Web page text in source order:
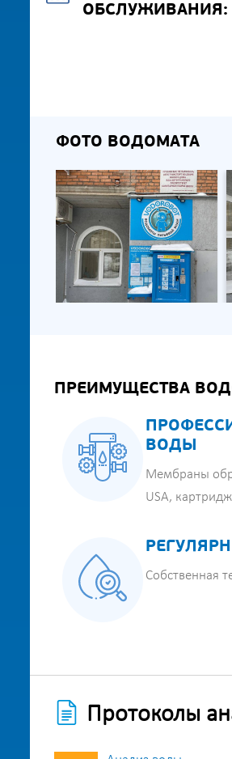
ОБСЛУЖИВАНИЯ:
ФОТО ВОДОМАТА
ПРЕИМУЩЕСТВА
ВОДЫ
Мембраны
USA,
Собственная
Протоколы